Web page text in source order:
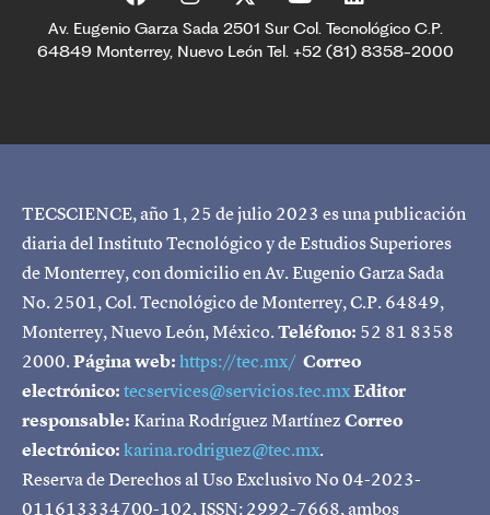
Av. Eugenio Garza Sada 2501 Sur Col. Tecnológico C.P.
64849 Monterrey, Nuevo León Tel. +52 (81) 8358-2000
TECSCIENCE, año 1, 25 de julio 2023 es una publicación
diaria del Instituto Tecnológico y de Estudios Superiores
de Monterrey, con domicilio en Av. Eugenio Garza Sada
No. 2501, Col. Tecnológico de Monterrey, C.P. 64849,
Monterrey, Nuevo León, México.Teléfono: 52 81 8358
2000.Página web:https://tec.mx/ Correo
electrónico:tecservices@servicios.tec.mxEditor
responsable:Karina Rodríguez MartínezCorreo
electrónico:karina.rodriguez@tec.mx.
Reserva de Derechos al Uso Exclusivo No 04-2023-
011613334700-102, ISSN: 2992-7668, ambos